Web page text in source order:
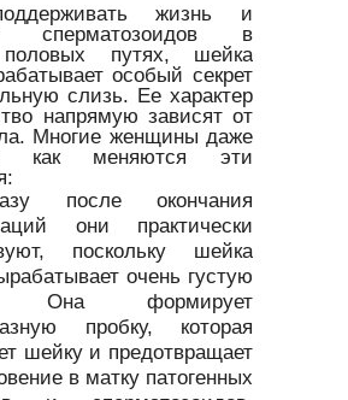
жизнь и
сперматозоидов в
путях, шейка
особый секрет
слизь. Ее характер
напрямую зависят от
Многие женщины даже
как меняются эти
после окончания
они практически
поскольку шейка
очень густую
Она формирует
пробку, которая
шейку и предотвращает
в матку патогенных